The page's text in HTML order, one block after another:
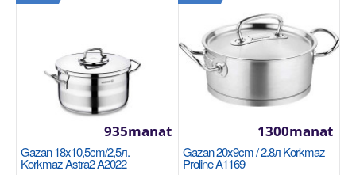
Gazan 18x10,5cm/2,5л. Korkmaz Astra2 A2022
Gazan 18x10,5cm/2,5л.
Korkmaz Astra2 A2022
935manat
Gazan 20x9cm / 2.8л Korkmaz
Proline A1169
1300manat